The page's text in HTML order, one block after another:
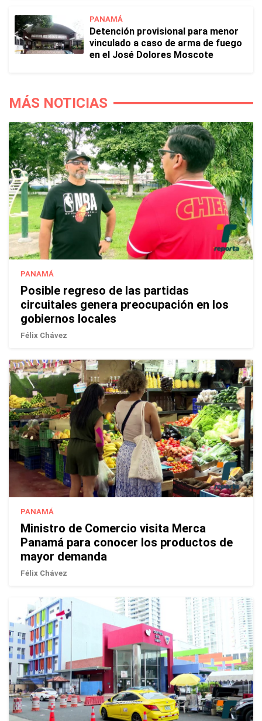
PANAMÁ
Detención provisional para menor
vinculado a caso de arma de fuego
en el José Dolores Moscote
MÁS NOTICIAS
PANAMÁ
Posible regreso de las partidas
circuitales genera preocupación en los
gobiernos locales
Félix Chávez
PANAMÁ
Ministro de Comercio visita Merca
Panamá para conocer los productos de
mayor demanda
Félix Chávez